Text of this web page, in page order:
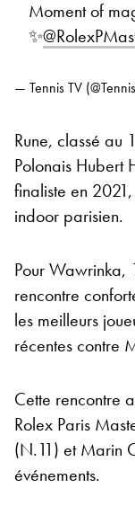
Moment of
✨
— Tennis TV
Rune, classé au
Polonais Hubert
finaliste en
indoor parisien.
Pour Wawrinka,
rencontre
les meilleurs
récentes contre
Cette rencontre
Rolex Paris
(N.11) et Marin
événements.